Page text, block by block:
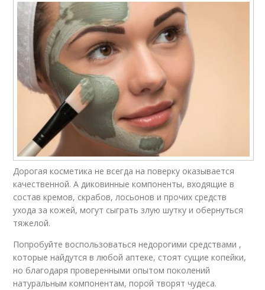
Дорогая косметика не всегда на поверку оказывается
качественной. А диковинные компоненты, входящие в
состав кремов, скрабов, лосьонов и прочих средств
ухода за кожей, могут сыграть злую шутку и обернуться
тяжелой.
Попробуйте воспользоваться недорогими средствами ,
которые найдутся в любой аптеке, стоят сущие копейки,
но благодаря проверенными опытом поколений
натуральным компонентам, порой творят чудеса.